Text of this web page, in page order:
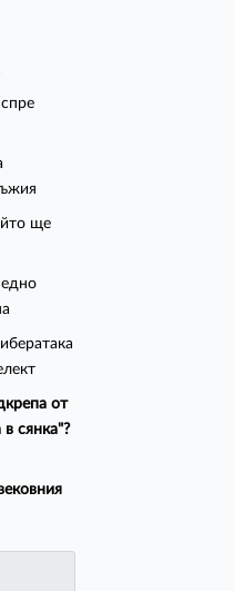
ще
от
сянка"?